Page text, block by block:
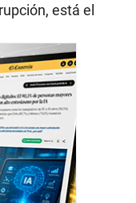
está el